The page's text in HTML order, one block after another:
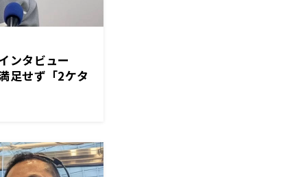
ンタビュー
足せず「2ケタ
金5個は作ら